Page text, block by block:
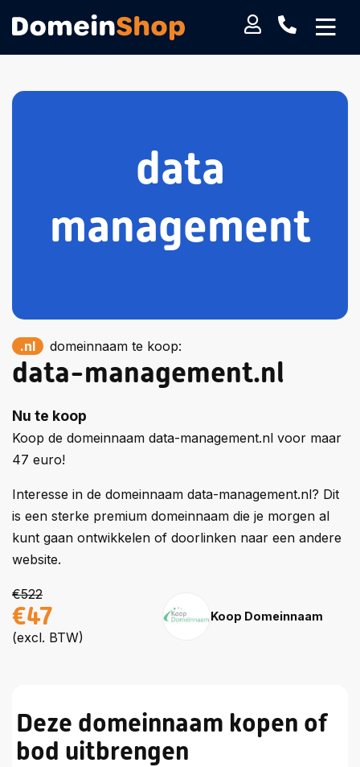
data
management
.nl domeinnaam te koop:
data-management.nl
Nu te koop
Koop de domeinnaam data-management.nl voor maar
47 euro!
Interesse in de domeinnaam data-management.nl? Dit
is een sterke premium domeinnaam die je morgen al
kunt gaan ontwikkelen of doorlinken naar een andere
website.
€522
€47
(excl. BTW)
Koop Domeinnaam
Deze domeinnaam kopen of
bod uitbrengen